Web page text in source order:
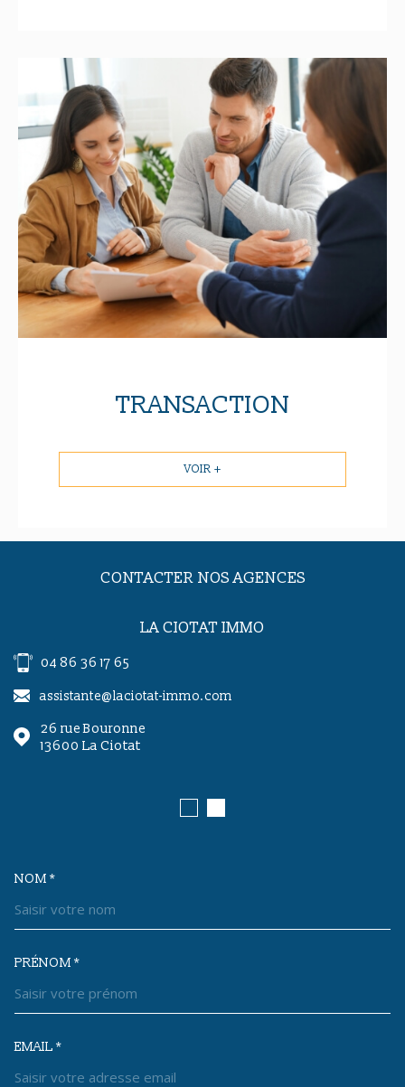
TRANSACTION
VOIR +
CONTACTER NOS AGENCES
LA CIOTAT IMMO
04 86 36 17 65
assistante@laciotat-immo.com
26 rue Bouronne
13600
La Ciotat
TRAD_MELTEM_VOSCOORDONNEES
NOM *
PRÉNOM *
EMAIL *